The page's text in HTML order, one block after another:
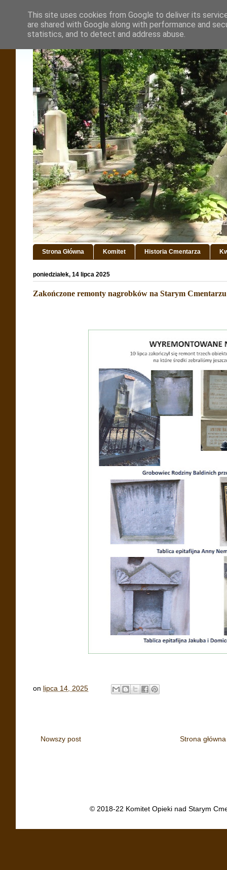
Strona Główna Komitet Historia Cmentarza
poniedziałek, 14 lipca 2025
Zakończone remonty nagrobków na Starym Cmentarzu
on lipca 14, 2025
Nowszy post Strona główna
© 2018-22 Komitet Opieki nad Starym
This site uses cookies from Google to deliver its
are shared with Google along with performance and
statistics, and to detect and address abuse.